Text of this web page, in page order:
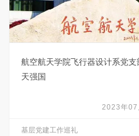
航空航天学院飞行器设计系党
天强国
2023年07
基层党建工作巡礼